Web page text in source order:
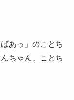
あっ」のことち
ちゃん、ことち